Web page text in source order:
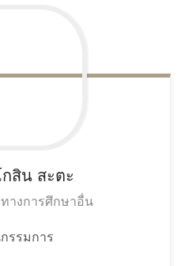
สิน สะตะ
างการศึกษาอื่น
รรมการ